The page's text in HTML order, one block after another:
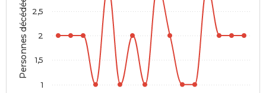
Personnes décédées
1
1,5
2
2,5